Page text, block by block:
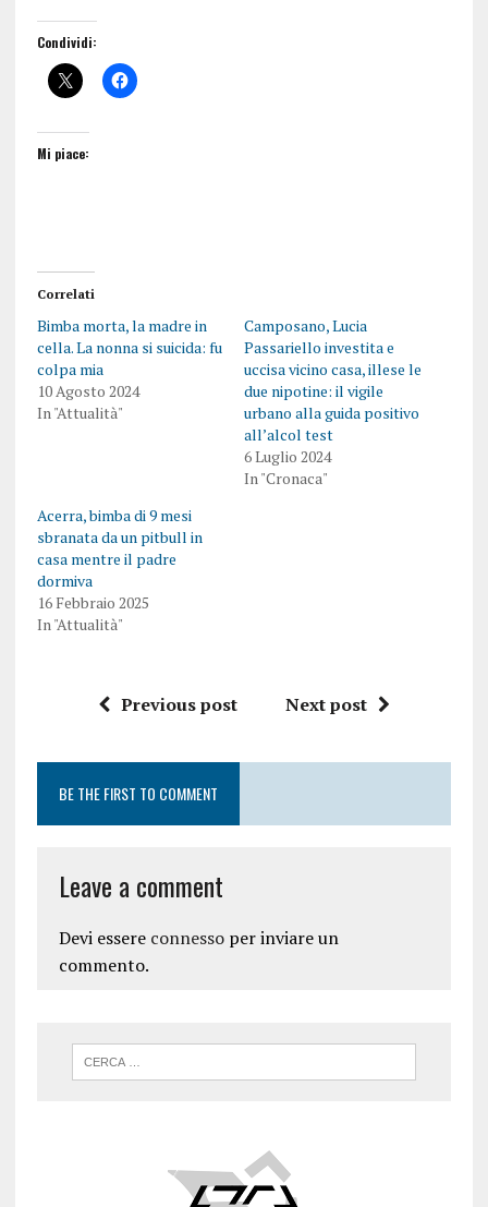
Condividi:
Mi piace:
Correlati
Bimba morta, la madre in
cella. La nonna si suicida: fu
colpa mia
10 Agosto 2024
In "Attualità"
Camposano, Lucia
Passariello investita e
uccisa vicino casa, illese le
due nipotine: il vigile
urbano alla guida positivo
all’alcol test
6 Luglio 2024
In "Cronaca"
Acerra, bimba di 9 mesi
sbranata da un pitbull in
casa mentre il padre
dormiva
16 Febbraio 2025
In "Attualità"
Previous post Next post
BE THE FIRST TO COMMENT
Leave a comment
Devi essere connessoper inviare un
commento.